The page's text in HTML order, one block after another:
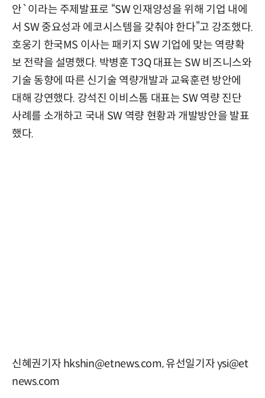
안`이라는 주제발표로 “SW 인재양성을 위해 기업 내에
서 SW 중요성과 에코시스템을 갖춰야 한다”고 강조했다.
호웅기 한국MS 이사는 패키지 SW 기업에 맞는 역량확
보 전략을 설명했다. 박병훈 T3Q 대표는 SW 비즈니스와
기술 동향에 따른 신기술 역량개발과 교육훈련 방안에
대해 강연했다. 강석진 이비스톰 대표는 SW 역량 진단
사례를 소개하고 국내 SW 역량 현황과 개발방안을 발표
했다.
신혜권기자 hkshin@etnews.com, 유선일기자 ysi@et
news.com